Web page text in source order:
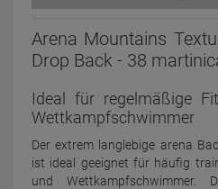
Arena Mountains
Drop Back - 38
Ideal für regelmäßige
Wettkampfschwimmer
Der extrem langlebige arena
ist ideal geeignet für häufig
und Wettkampfschwimmer.